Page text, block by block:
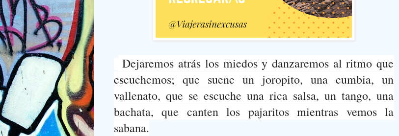
Dejaremos atrás los miedos y danzaremos al ritmo que
escuchemos; que suene un joropito, una cumbia, un
vallenato, que se escuche una rica salsa, un tango, una
bachata, que canten los pajaritos mientras vemos la
sabana.